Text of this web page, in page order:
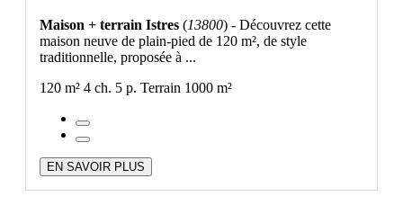
Maison + terrain Istres (13800) - Découvrez cette
maison neuve de plain-pied de 120 m², de style
traditionnelle, proposée à ...
120 m² 4 ch. 5 p. Terrain 1000 m²
EN SAVOIR PLUS